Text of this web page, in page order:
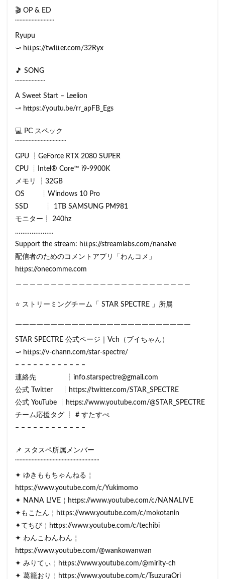
🎬 OP & ED
¨¨¨¨¨¨¨¨¨¨¨¨¨
Ryupu
⤻ https://twitter.com/32Ryx
🎵 SONG
¨¨¨¨¨¨¨¨¨¨
A Sweet Start – Leelion
⤻ https://youtu.be/rr_apFB_Egs
💻 PC スペック
¨¨¨¨¨¨¨¨¨¨¨¨¨¨¨¨¨
GPU ┊GeForce RTX 2080 SUPER
CPU ┊Intel® Core™ i9-9900K
メモリ ┊32GB
OS ┊Windows 10 Pro
SSD ┊ 1TB SAMSUNG PM981
モニター┊ 240hz
…………………
Support the stream: https://streamlabs.com/nanalve
配信者のためのコメントアプリ「わんコメ」
https://onecomme.com
⭐ ストリーミングチーム「 STAR SPECTRE 」所属
￣￣￣￣￣￣￣￣￣￣￣￣￣￣￣￣￣￣￣￣￣￣￣￣￣
STAR SPECTRE 公式ページ｜Vch（ブイちゃん）
⤻ https://v-chann.com/star-spectre/
– – – – – – – – – – – –
連絡先 ┊info.starspectre@gmail.com
公式 Twitter ┊https://twitter.com/STAR_SPECTRE
公式 YouTube ┊https://www.youtube.com/@STAR_SPECTRE
チーム応援タグ ┊ # すたすぺ
– – – – – – – – – – – –
📌 スタスペ所属メンバー
¨¨¨¨¨¨¨¨¨¨¨¨¨¨¨¨¨¨¨¨¨¨¨¨¨¨¨¨
✦ ゆきももちゃんねる￤
https://www.youtube.com/c/Yukimomo
✦ NANA L!VE￤https://www.youtube.com/c/NANALIVE
✦もこたん￤https://www.youtube.com/c/mokotanin
✦てちび￤https://www.youtube.com/c/techibi
✦ わんこわんわん￤
https://www.youtube.com/@wankowanwan
✦ みりてぃ￤https://www.youtube.com/@mirity-ch
✦ 葛籠おり￤https://www.youtube.com/c/TsuzuraOri